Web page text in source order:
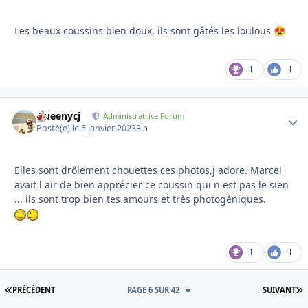
Les beaux coussins bien doux, ils sont gâtés les loulous 😍
1 1
Queenycj Administratrice Forum
Posté(e) le 5 janvier 20233 a
Elles sont drôlement chouettes ces photos,j adore. Marcel
avait l air de bien apprécier ce coussin qui n est pas le sien
... ils sont trop bien tes amours et très photogéniques.
1 1
PREMIÈRE PAGE
PRÉCÉDENT SUIVANT
PAGE 6 SUR 42